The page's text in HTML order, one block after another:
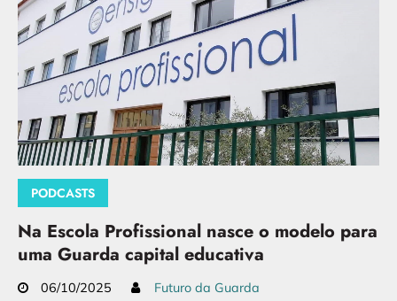
PODCASTS
Na Escola Profissional nasce o modelo para
uma Guarda capital educativa
06/10/2025 Futuro da Guarda